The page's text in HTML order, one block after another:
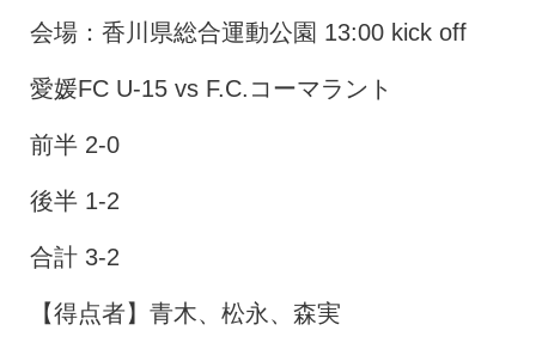
会場：香川県総合運動公園 13:00 kick off
愛媛FC U-15 vs F.C.コーマラント
前半 2-0
後半 1-2
合計 3-2
【得点者】青木、松永、森実